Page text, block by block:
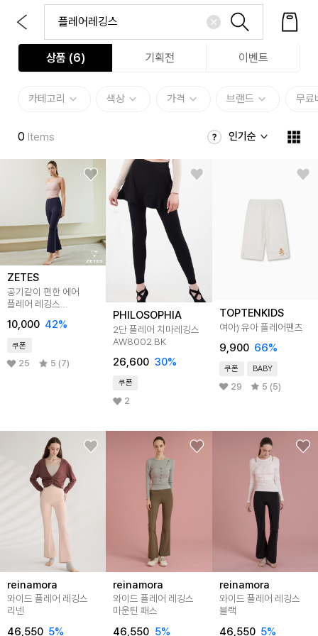
상품 (6) 기획전 이벤트
카테고리 색상 가격 브랜드 무료
0 Items 인기순
ZETES
공기같이 편한 에어
플레어 레깅스
10,000 42%
쿠폰
25 5 (7)
PHILOSOPHIA
2단 플레어 치마레깅스
AW8002 BK
26,600 30%
쿠폰
2
TOPTENKIDS
여아) 유아 플레어팬츠
9,900 66%
쿠폰 BABY
29 5 (5)
reinamora
와이드 플레어 레깅스
리넨
46,550 5%
reinamora
와이드 플레어 레깅스
마운틴 패스
46,550 5%
reinamora
와이드 플레어 레깅스
블랙
46,550 5%